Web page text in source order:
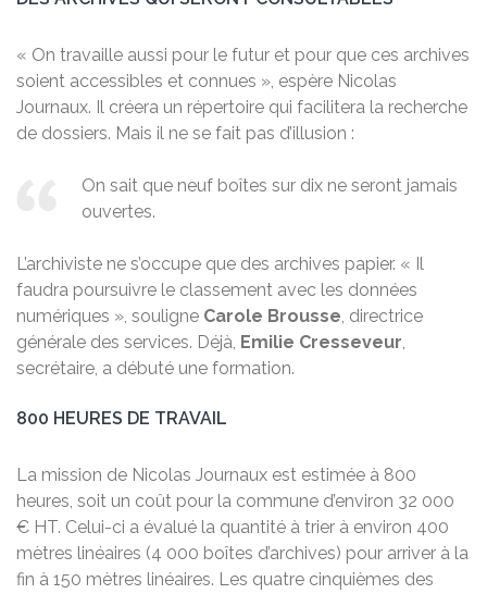
« On travaille aussi pour le futur et pour que ces archives
soient accessibles et connues », espère Nicolas
Journaux. Il créera un répertoire qui facilitera la recherche
de dossiers. Mais il ne se fait pas d’illusion :
On sait que neuf boîtes sur dix ne seront jamais
ouvertes.
L’archiviste ne s’occupe que des archives papier. « Il
faudra poursuivre le classement avec les données
numériques », souligne Carole Brousse, directrice
générale des services. Déjà, Emilie Cresseveur,
secrétaire, a débuté une formation.
800 HEURES DE TRAVAIL
La mission de Nicolas Journaux est estimée à 800
heures, soit un coût pour la commune d’environ 32 000
€ HT. Celui-ci a évalué la quantité à trier à environ 400
mètres linéaires (4 000 boîtes d’archives) pour arriver à la
fin à 150 mètres linéaires. Les quatre cinquièmes des